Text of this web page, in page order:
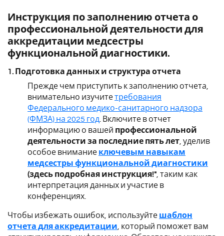
Инструкция по заполнению отчета о
профессиональной деятельности для
аккредитации медсестры
функциональной диагностики.
1. Подготовка данных и структура отчета
Прежде чем приступить к заполнению отчета,
внимательно изучитетребования
Федерального медико-санитарного надзора
(ФМЗА) на 2025 год . Включите в отчет
информацию о вашей профессиональной
деятельности за последние пять лет , уделив
особое внимание ключевым навыкам
медсестры функциональной диагностики
(здесь подробная инструкция!" , таким как
интерпретация данных и участие в
конференциях.
Чтобы избежать ошибок, используйте шаблон
отчета для аккредитации , который поможет вам